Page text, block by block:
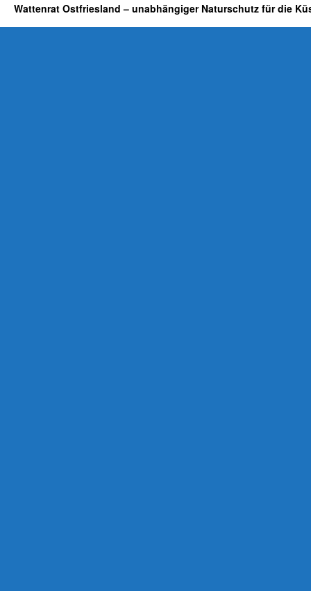
Wattenrat Ostfriesland – unabhängiger Naturschutz für die